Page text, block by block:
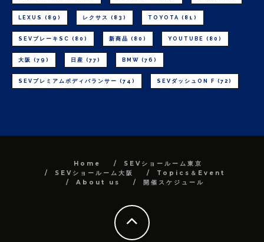
LEXUS (89) レクサス (83) TOYOTA (81)
SEVブレーキSC (80) 新商品 (80) YOUTUBE (80)
大阪 (79) 日産 (77) BMW (76)
SEVプレミアムボディバランサー (74) SEVダッシュON F (72)
Home
SEVショールーム東京
SEVショールーム大阪
Topics＆Event
About us
開催スケジュール